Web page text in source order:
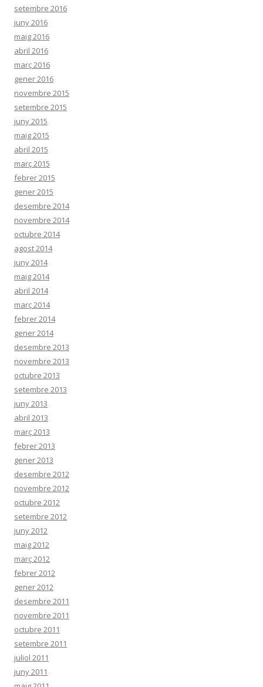
setembre 2016
juny 2016
maig 2016
abril 2016
març 2016
gener 2016
novembre 2015
setembre 2015
juny 2015
maig 2015
abril 2015
març 2015
febrer 2015
gener 2015
desembre 2014
novembre 2014
octubre 2014
agost 2014
juny 2014
maig 2014
abril 2014
març 2014
febrer 2014
gener 2014
desembre 2013
novembre 2013
octubre 2013
setembre 2013
juny 2013
abril 2013
març 2013
febrer 2013
gener 2013
desembre 2012
novembre 2012
octubre 2012
setembre 2012
juny 2012
maig 2012
març 2012
febrer 2012
gener 2012
desembre 2011
novembre 2011
octubre 2011
setembre 2011
juliol 2011
juny 2011